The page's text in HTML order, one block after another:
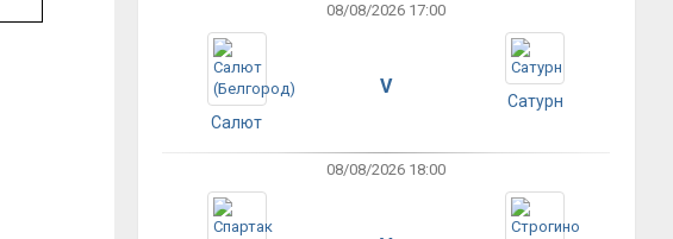
08/08/2026 17:00
Салют
V
Сатурн
08/08/2026 18:00